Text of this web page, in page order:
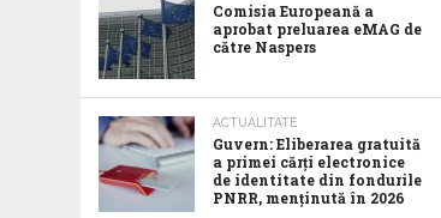
Comisia Europeană a
aprobat preluarea eMAG de
către Naspers
ACTUALITATE
Guvern: Eliberarea gratuită
a primei cărți electronice
de identitate din fondurile
PNRR, menținută în 2026